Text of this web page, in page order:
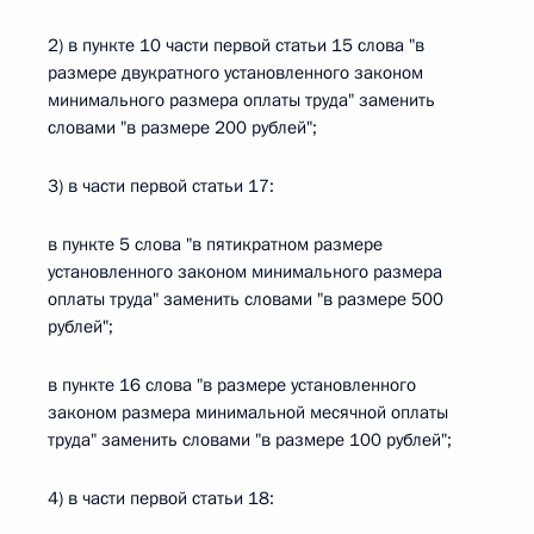
2) в пункте 10 части первой статьи 15 слова "в
размере двукратного установленного законом
минимального размера оплаты труда" заменить
словами "в размере 200 рублей";
3) в части первой статьи 17:
в пункте 5 слова "в пятикратном размере
установленного законом минимального размера
оплаты труда" заменить словами "в размере 500
рублей";
в пункте 16 слова "в размере установленного
законом размера минимальной месячной оплаты
труда" заменить словами "в размере 100 рублей";
4) в части первой статьи 18: